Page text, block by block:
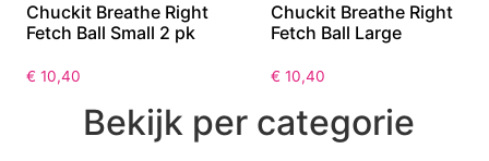
Chuckit Breathe Right
Fetch Ball Small 2 pk
€ 10,40
Chuckit Breathe Right
Fetch Ball Large
€ 10,40
Bekijk per categorie